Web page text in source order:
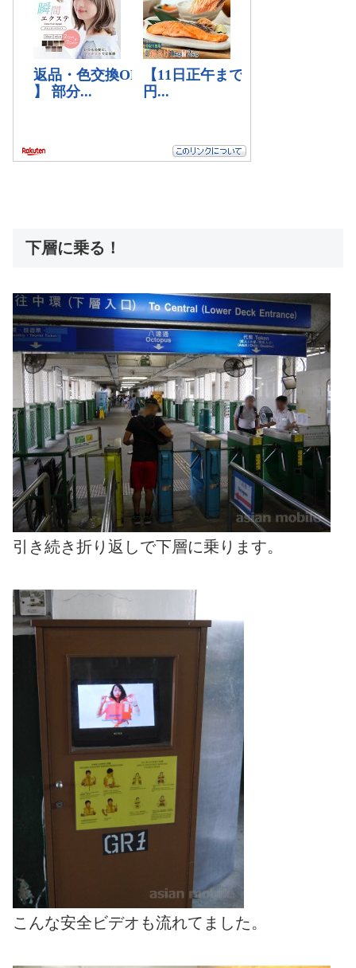
下層に乗る！
引き続き折り返しで下層に乗ります。
こんな安全ビデオも流れてました。